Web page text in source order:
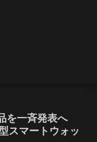
を一斉発表へ
スマートウォッ